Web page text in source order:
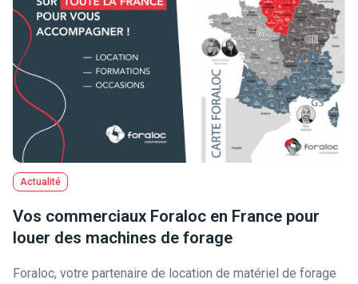
Actualité
Vos commerciaux Foraloc en France pour
louer des machines de forage
Foraloc, votre partenaire de location de matériel de forage